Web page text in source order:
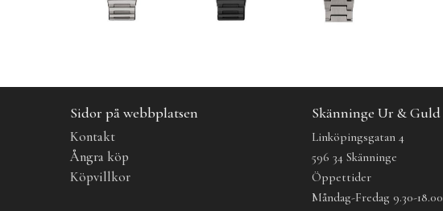
Sidor på webbplatsen
Kontakt
Ångra köp
Köpvillkor
Skänninge Ur & Guld
Linköpingsgatan 4
596 34 Skänninge
Öppettider
Måndag-Fredag 9.30-18.00